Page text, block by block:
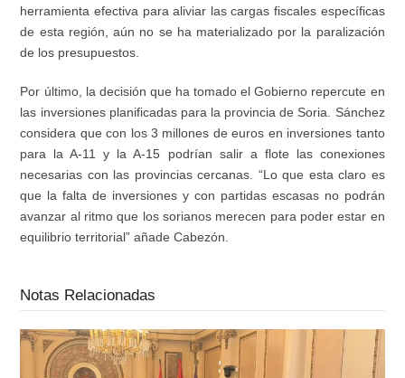
herramienta efectiva para aliviar las cargas fiscales específicas
de esta región, aún no se ha materializado por la paralización
de los presupuestos.
Por último, la decisión que ha tomado el Gobierno repercute en
las inversiones planificadas para la provincia de Soria. Sánchez
considera que con los 3 millones de euros en inversiones tanto
para la A-11 y la A-15 podrían salir a flote las conexiones
necesarias con las provincias cercanas. “Lo que esta claro es
que la falta de inversiones y con partidas escasas no podrán
avanzar al ritmo que los sorianos merecen para poder estar en
equilibrio territorial” añade Cabezón.
Notas Relacionadas